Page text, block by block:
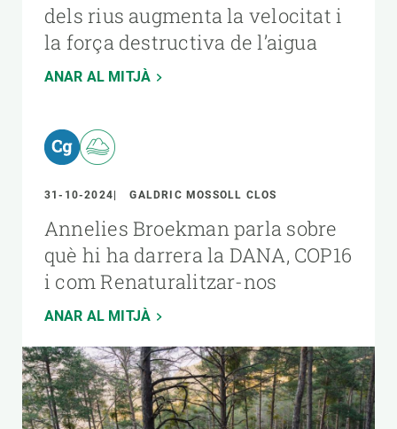
dels rius augmenta la velocitat i
la força destructiva de l’aigua
ANAR AL MITJÀ
31-10-2024 GALDRIC MOSSOLL CLOS
Annelies Broekman parla sobre
què hi ha darrera la DANA, COP16
i com Renaturalitzar-nos
ANAR AL MITJÀ